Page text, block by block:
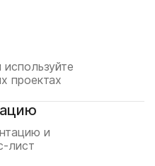
проектах
и
лист